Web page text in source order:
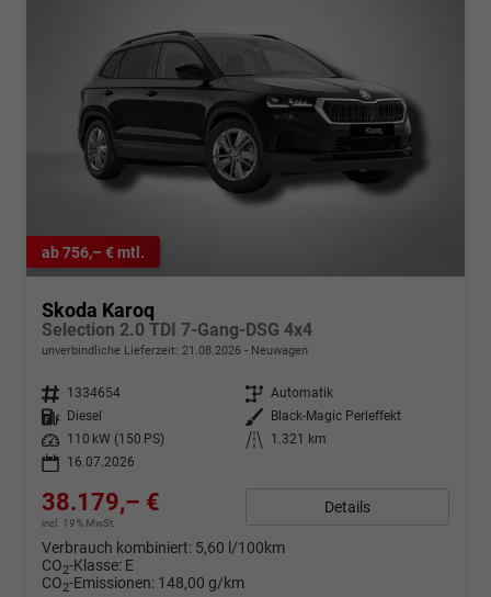
ab 756,– € mtl.
Skoda Karoq
Selection 2.0 TDI 7-Gang-DSG 4x4
unverbindliche Lieferzeit: 21.08.2026 Neuwagen
Fahrzeugnr. 1334654 Getriebe Automatik
Kraftstoff
Diesel Außenfarbe
Black-Magic Perleffekt
Leistung
110 kW (150 PS) Kilometerstand
1.321 km
16.07.2026
38.179,– €
incl. 19% MwSt.
Details
Verbrauch kombiniert: 5,60 l/100km
CO2-Klasse: E
CO2-Emissionen: 148,00 g/km